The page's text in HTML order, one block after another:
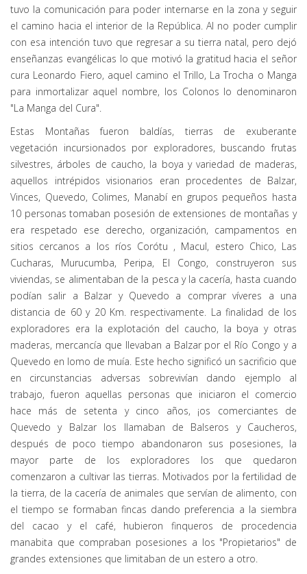
tuvo la comunicación para poder internarse en la zona y seguir
el camino hacia el interior de la República. Al no poder cumplir
con esa intención tuvo que regresar a su tierra natal, pero dejó
enseñanzas evangélicas lo que motivó la gratitud hacia el señor
cura Leonardo Fiero, aquel camino el Trillo, La Trocha o Manga
para inmortalizar aquel nombre, los Colonos lo denominaron
"La Manga del Cura".
Estas Montañas fueron baldías, tierras de exuberante
vegetación incursionados por exploradores, buscando frutas
silvestres, árboles de caucho, la boya y variedad de maderas,
aquellos intrépidos visionarios eran procedentes de Balzar,
Vinces, Quevedo, Colimes, Manabí en grupos pequeños hasta
10 personas tomaban posesión de extensiones de montañas y
era respetado ese derecho, organización, campamentos en
sitios cercanos a los ríos Corótu , Macul, estero Chico, Las
Cucharas, Murucumba, Peripa, El Congo, construyeron sus
viviendas, se alimentaban de la pesca y la cacería, hasta cuando
podían salir a Balzar y Quevedo a comprar víveres a una
distancia de 60 y 20 Km. respectivamente. La finalidad de los
exploradores era la explotación del caucho, la boya y otras
maderas, mercancía que llevaban a Balzar por el Río Congo y a
Quevedo en lomo de muía. Este hecho significó un sacrificio que
en circunstancias adversas sobrevivían dando ejemplo al
trabajo, fueron aquellas personas que iniciaron el comercio
hace más de setenta y cinco años, ¡os comerciantes de
Quevedo y Balzar los llamaban de Balseros y Caucheros,
después de poco tiempo abandonaron sus posesiones, la
mayor parte de los exploradores los que quedaron
comenzaron a cultivar las tierras. Motivados por la fertilidad de
la tierra, de la cacería de animales que servían de alimento, con
el tiempo se formaban fincas dando preferencia a la siembra
del cacao y el café, hubieron finqueros de procedencia
manabita que compraban posesiones a los "Propietarios" de
grandes extensiones que limitaban de un estero a otro.